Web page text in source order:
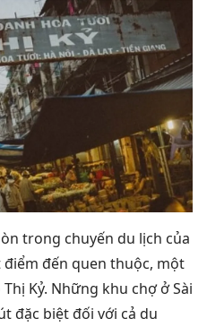
trong chuyến du lịch của
đến quen thuộc, một
Kỷ. Những khu chợ ở Sài
đặc biệt đối với cả du